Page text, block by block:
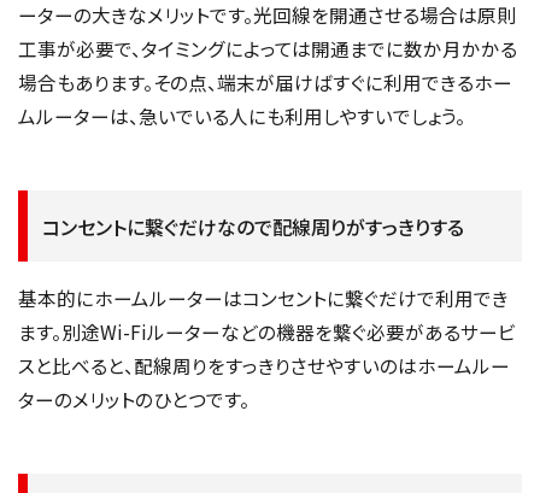
ーターの大きなメリットです。光回線を開通させる場合は原則
工事が必要で、タイミングによっては開通までに数か月かかる
場合もあります。その点、端末が届けばすぐに利用できるホー
ムルーターは、急いでいる人にも利用しやすいでしょう。
コンセントに繋ぐだけなので配線周りがすっきりする
基本的にホームルーターはコンセントに繋ぐだけで利用でき
ます。別途Wi-Fiルーターなどの機器を繋ぐ必要があるサービ
スと比べると、配線周りをすっきりさせやすいのはホームルー
ターのメリットのひとつです。